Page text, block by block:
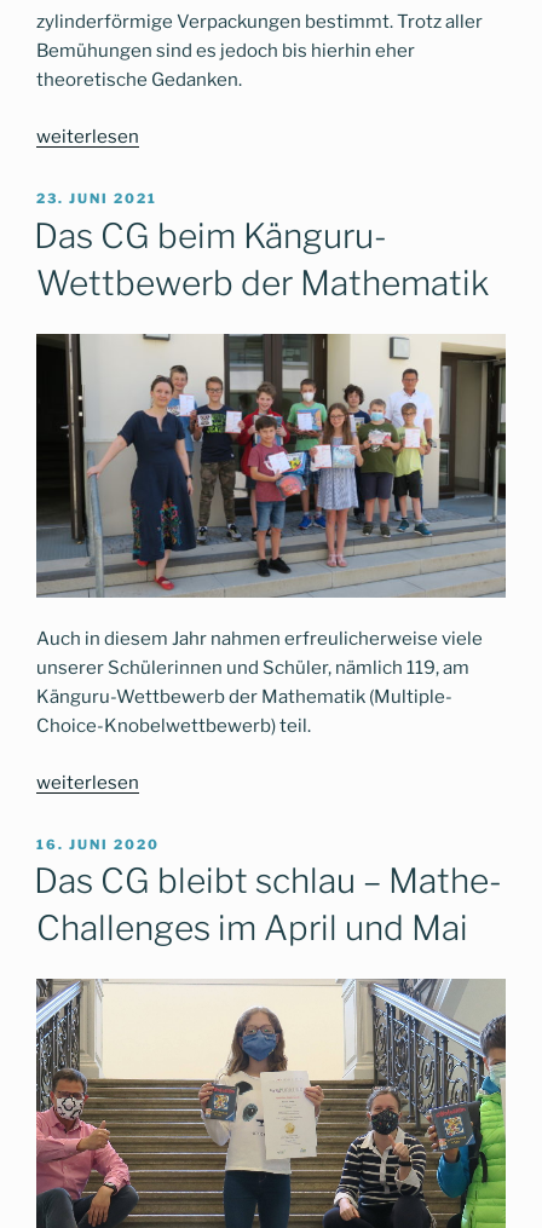
zylinderförmige Verpackungen bestimmt. Trotz aller
Bemühungen sind es jedoch bis hierhin eher
theoretische Gedanken.
„Das
misst
aus
–
Mathematik
der
Bamberger
Altstadt
greifbar
erleben“
weiterlesen
VERÖFFENTLICHT
AM
23. JUNI 2021
Das CG beim Känguru-
Wettbewerb der Mathematik
Auch in diesem Jahr nahmen erfreulicherweise viele
unserer Schülerinnen und Schüler, nämlich 119, am
Känguru-Wettbewerb der Mathematik (Multiple-
Choice-Knobelwettbewerb) teil.
„Das
beim
Känguru-
Wettbewerb
der
weiterlesen
VERÖFFENTLICHT
AM
16. JUNI 2020
Das CG bleibt schlau – Mathe-
Challenges im April und Mai